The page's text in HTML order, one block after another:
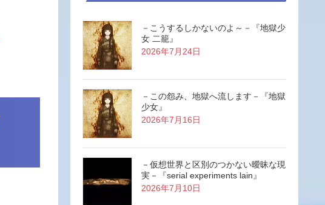
－こうするしかないのよ～－『地獄少
女 二籠』
2026年7月24日
－この怨み、地獄へ流します－『地獄
少女』
2026年7月16日
－仮想世界と区別のつかない曖昧な現
実－『serial experiments lain』
2026年7月10日